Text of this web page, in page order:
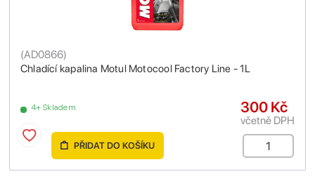
Chladící kapalina Motul Motocool Factory Line - 1L
(AD0866)
4+ Skladem 300 Kč
včetně DPH
PŘIDAT DO KOŠÍKU